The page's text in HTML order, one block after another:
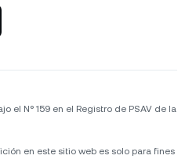
el N° 159 en el Registro de PSAV de la
en este sitio web es solo para fines